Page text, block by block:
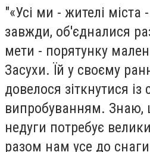
"«Усі ми - жителі міста
завжди, об'єдналися
мети - порятунку
Засухи. Їй у своєму
довелося зіткнутися
випробуванням. Знаю,
недуги потребує
разом нам усе до